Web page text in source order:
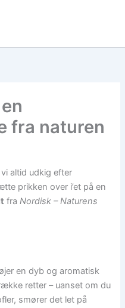
fra naturen
altid udkig efter
prikken over i’et på en
fraNordisk – Naturens
en dyb og aromatisk
retter – uanset om du
smører det let på